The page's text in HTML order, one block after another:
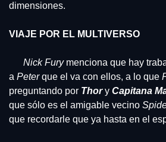
dimensiones.
VIAJE POR EL MULTIVERSO
Nick Fury menciona que hay
a Peter que el va con ellos, a lo que
preguntando por Thor y Capitana
que sólo es el amigable vecino
que recordarle que ya hasta en el